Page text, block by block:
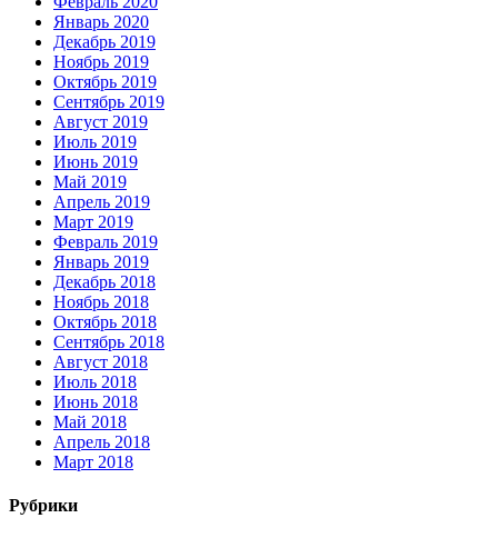
Январь 2020
Декабрь 2019
Ноябрь 2019
Октябрь 2019
Сентябрь 2019
Август 2019
Июль 2019
Июнь 2019
Май 2019
Апрель 2019
Март 2019
Февраль 2019
Январь 2019
Декабрь 2018
Ноябрь 2018
Октябрь 2018
Сентябрь 2018
Август 2018
Июль 2018
Июнь 2018
Май 2018
Апрель 2018
Март 2018
Рубрики